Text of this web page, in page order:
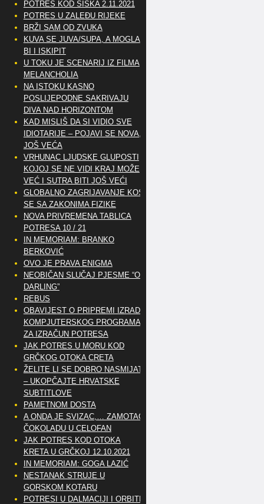
POTRES KOD SISKA 2.11.2021
POTRES U ZALEĐU RIJEKE
BRŽI SAM OD ZVUKA
KUVA SE JUVA/SUPA, A MOGLA
BI I ISKIPIT
U TOKU JE SCENARIJ IZ FILMA
MELANCHOLIA
NA ISTOKU KASNO
POSLIJEPODNE SAKRIVAJU
DIVA NAD HORIZONTOM
KAD MISLIŠ DA SI VIDIO SVE
IDIOTARIJE – POJAVI SE NOVA,..
JOŠ VEĆA
VRHUNAC LJUDSKE GLUPOSTI
KOJOJ SE NE VIDI KRAJ MOŽE
VEĆ I SUTRA BITI JOŠ VEĆI
GLOBALNO ZAGRIJAVANJE KOSI
SE SA ZAKONIMA FIZIKE
NOVA PRIVREMENA TABLICA
POTRESA 10 / 21
IN MEMORIAM: BRANKO
BERKOVIĆ
OVO JE PRAVA ENIGMA
NEOBIČAN SLUČAJ PJESME “OH
DARLING”
REBUS
OBAVIJEST O PRIPREMI IZRADE
KOMPJUTERSKOG PROGRAMA
ZA IZRAČUN POTRESA
JAK POTRES U MORU KOD
GRČKOG OTOKA CRETA
ŽELITE LI SE DOBRO NASMIJATI
– UKOPČAJTE HRVATSKE
SUBTITLOVE
PAMETNOM DOSTA
A ONDA JE SVIZAC,… ZAMOTAO
ČOKOLADU U CELOFAN
JAK POTRES KOD OTOKA
KRETA U GRČKOJ 12.10.2021
IN MEMORIAM: GOGA LAZIĆ
NESTANAK STRUJE U
GORSKOM KOTARU
POTRESI U DALMACIJI I ORBITE